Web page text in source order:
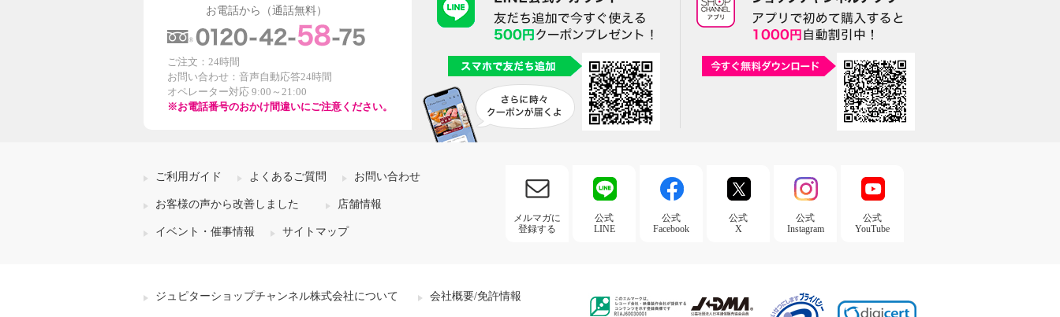
お電話から（通話無料）
ご注文：24時間
お問い合わせ：音声自動応答24時間
オペレーター対応 9:00～21:00
※お電話番号のおかけ間違いにご注意ください。
ご利用ガイド よくあるご質問 お問い合わせ
お客様の声から改善しました 店舗情報
イベント・催事情報 サイトマップ
メルマガに
登録する
公式
LINE
公式
Facebook
公式
X
公式
Instagram
公式
YouTube
ジュピターショップチャンネル株式会社について 会社概要/免許情報